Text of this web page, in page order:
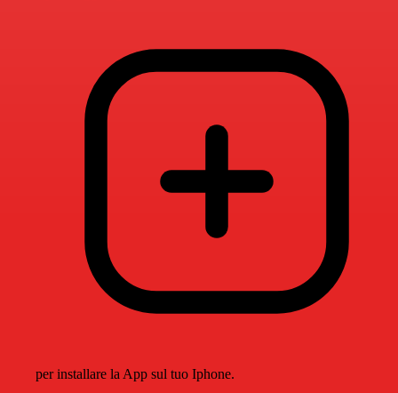
per installare la App sul tuo Iphone.